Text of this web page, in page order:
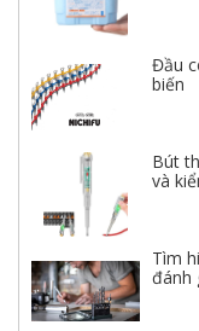
Đầu
biến
Bút
và
Tìm
đánh